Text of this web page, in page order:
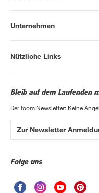
Unternehmen
Nützliche Links
Bleib auf dem Laufenden
Der toom Newsletter: Keine
Zur Newsletter
Folge uns